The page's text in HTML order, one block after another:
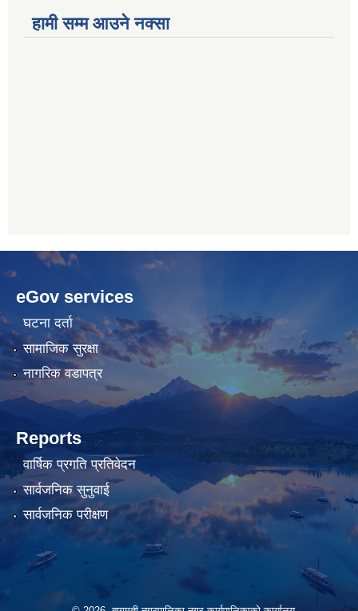
हामी सम्म आउने नक्सा
betwild
cratosroyalbet
bahis
siteleri
hdasianporns.net
lunadark.org
bahis
siteleri
eGov services
घटना दर्ता
सामाजिक सुरक्षा
नागरिक वडापत्र
Reports
वार्षिक प्रगति प्रतिवेदन
सार्वजनिक सुनुवाई
सार्वजनिक परीक्षण